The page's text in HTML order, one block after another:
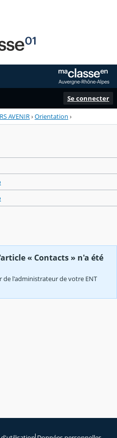
Se connecter
AVENIR›Orientation ›
« Contacts » n'a été
l'administrateur de votre ENT